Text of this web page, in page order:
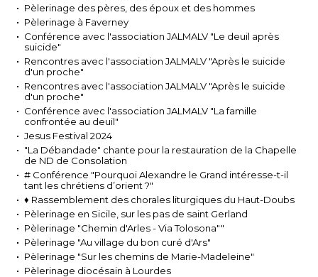
Pèlerinage des pères, des époux et des hommes
Pèlerinage à Faverney
Conférence avec l'association JALMALV "Le deuil après
suicide"
Rencontres avec l'association JALMALV "Après le suicide
d'un proche"
Rencontres avec l'association JALMALV "Après le suicide
d'un proche"
Conférence avec l'association JALMALV "La famille
confrontée au deuil"
Jesus Festival 2024
"La Débandade" chante pour la restauration de la Chapelle
de ND de Consolation
# Conférence "Pourquoi Alexandre le Grand intéresse-t-il
tant les chrétiens d’orient ?"
♦ Rassemblement des chorales liturgiques du Haut-Doubs
Pèlerinage en Sicile, sur les pas de saint Gerland
Pèlerinage "Chemin d'Arles - Via Tolosona""
Pèlerinage "Au village du bon curé d'Ars"
Pèlerinage "Sur les chemins de Marie-Madeleine"
Pèlerinage diocésain à Lourdes